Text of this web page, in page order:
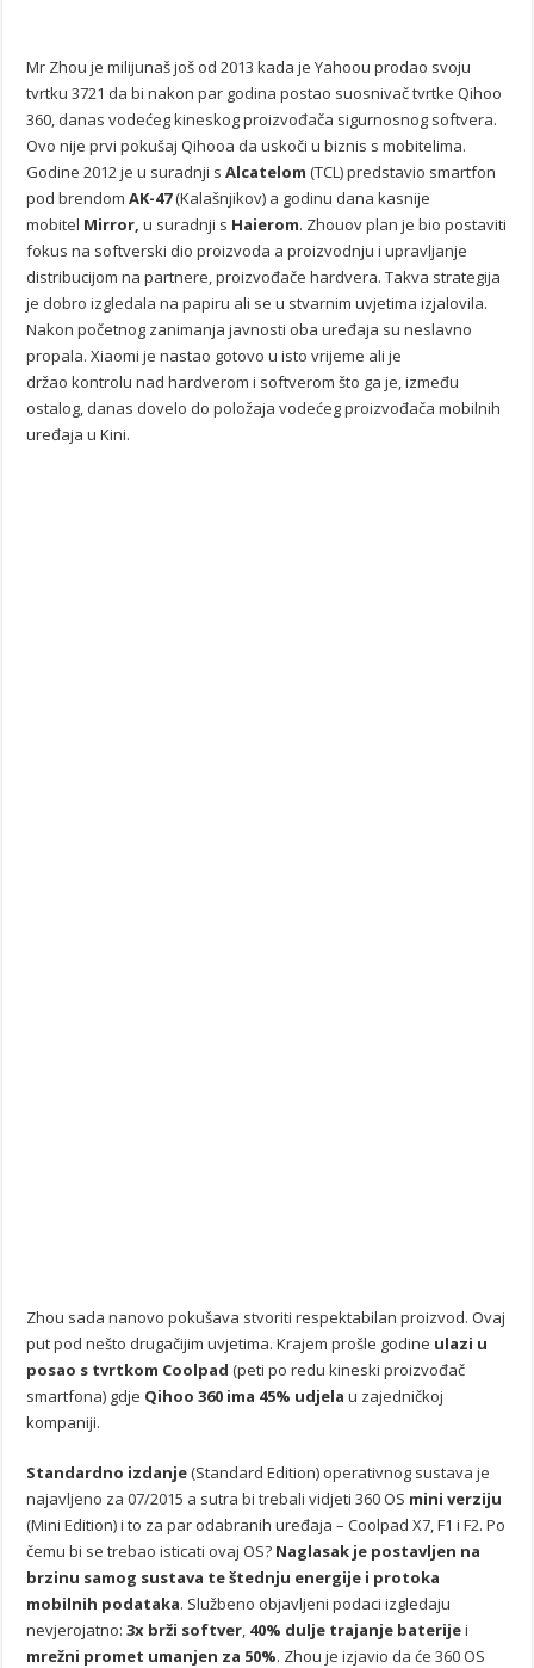
Mr Zhou je milijunaš još od 2013 kada je Yahoou prodao svoju
tvrtku 3721 da bi nakon par godina postao suosnivač tvrtke Qihoo
360, danas vodećeg kineskog proizvođača sigurnosnog softvera.
Ovo nije prvi pokušaj Qihooa da uskoči u biznis s mobitelima.
Godine 2012 je u suradnji sAlcatelom (TCL) predstavio smartfon
pod brendomAK-47(Kalašnjikov) a godinu dana kasnije
mobitel Mirror, u suradnji s Haierom. Zhouov plan je bio postaviti
fokus na softverski dio proizvoda a proizvodnju i upravljanje
distribucijom na partnere, proizvođače hardvera. Takva strategija
je dobro izgledala na papiru ali se u stvarnim uvjetima izjalovila.
Nakon početnog zanimanja javnosti oba uređaja su neslavno
propala. Xiaomi je nastao gotovo u isto vrijeme ali je
držao kontrolu nad hardverom i softverom što ga je, između
ostalog, danas dovelo do položaja vodećeg proizvođača mobilnih
uređaja u Kini.
Zhou sada nanovo pokušava stvoriti respektabilan proizvod. Ovaj
put pod nešto drugačijim uvjetima. Krajem prošle godine ulazi u
posao s tvrtkom Coolpad (peti po redu kineski proizvođač
smartfona) gdje Qihoo 360 ima 45% udjela u zajedničkoj
kompaniji.
Standardno izdanje(Standard Edition) operativnog sustava je
najavljeno za 07/2015 a sutra bi trebali vidjeti 360 OS mini verziju
(Mini Edition) i to za par odabranih uređaja – Coolpad X7, F1 i F2. Po
čemu bi se trebao isticati ovaj OS? Naglasak je postavljen na
brzinu samog sustava te štednju energije i protoka
mobilnih podataka. Službeno objavljeni podaci izgledaju
nevjerojatno:3x brži softver, 40% dulje trajanje baterijei
mrežni promet umanjen za 50%. Zhou je izjavio da će 360 OS